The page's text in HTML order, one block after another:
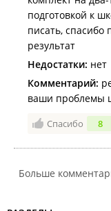
подготовкой к
писать, спасибо
результат
Недостатки: нет
Комментарий:
ваши проблемы
Спасибо 8
Больше